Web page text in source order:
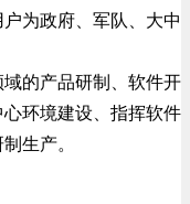
为政府、军队、大中
的产品研制、软件开
环境建设、指挥软件
生产。